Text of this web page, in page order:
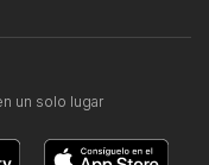
un solo lugar